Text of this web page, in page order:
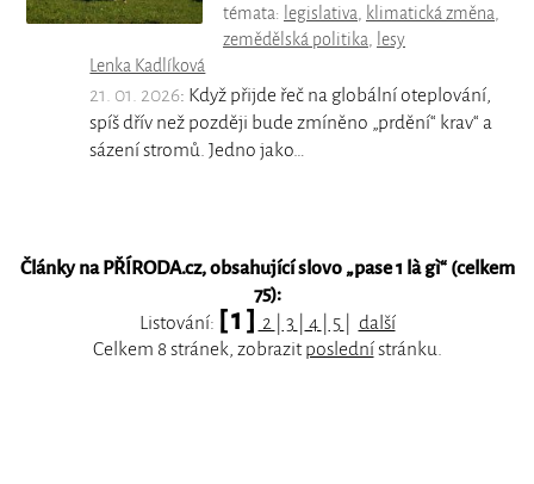
témata: legislativa, klimatická změna,
zemědělská politika, lesy
Lenka Kadlíková
21. 01. 2026: Když přijde řeč na globální oteplování,
spíš dřív než později bude zmíněno „prdění“ krav“ a
sázení stromů. Jedno jako…
Články na PŘÍRODA.cz, obsahující slovo „pase 1 là gì“ (celkem
75):
Listování: [ 1 ] 2 3 4 5
další
Celkem 8 stránek, zobrazitposlednístránku.